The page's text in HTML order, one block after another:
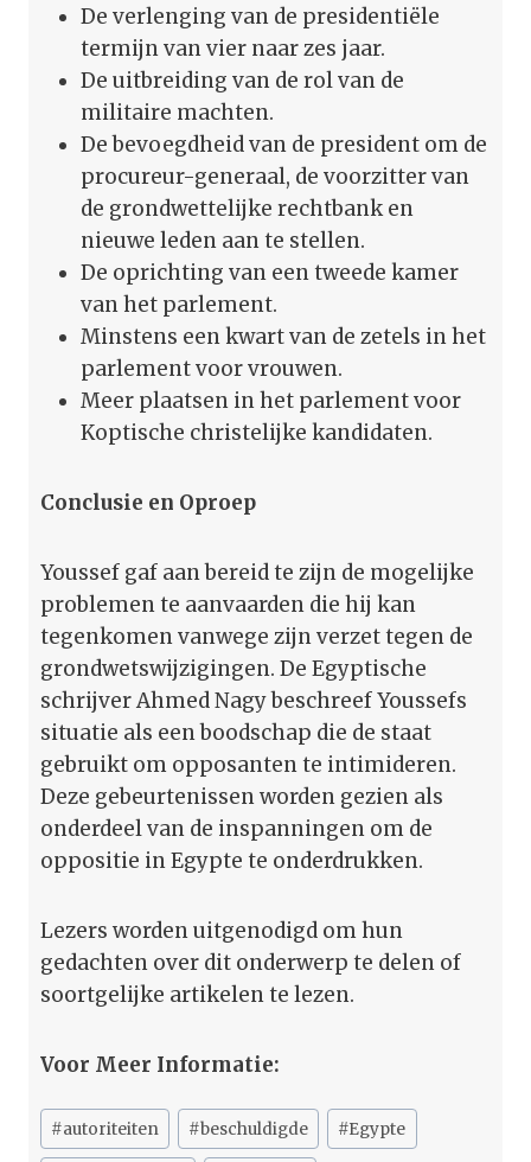
De verlenging van de presidentiële
termijn van vier naar zes jaar.
De uitbreiding van de rol van de
militaire machten.
De bevoegdheid van de president om de
procureur-generaal, de voorzitter van
de grondwettelijke rechtbank en
nieuwe leden aan te stellen.
De oprichting van een tweede kamer
van het parlement.
Minstens een kwart van de zetels in het
parlement voor vrouwen.
Meer plaatsen in het parlement voor
Koptische christelijke kandidaten.
Conclusie en Oproep
Youssef gaf aan bereid te zijn de mogelijke
problemen te aanvaarden die hij kan
tegenkomen vanwege zijn verzet tegen de
grondwetswijzigingen. De Egyptische
schrijver Ahmed Nagy beschreef Youssefs
situatie als een boodschap die de staat
gebruikt om opposanten te intimideren.
Deze gebeurtenissen worden gezien als
onderdeel van de inspanningen om de
oppositie in Egypte te onderdrukken.
Lezers worden uitgenodigd om hun
gedachten over dit onderwerp te delen of
soortgelijke artikelen te lezen.
Voor Meer Informatie:
Bericht
tags:
#autoriteiten #beschuldigde #Egypte